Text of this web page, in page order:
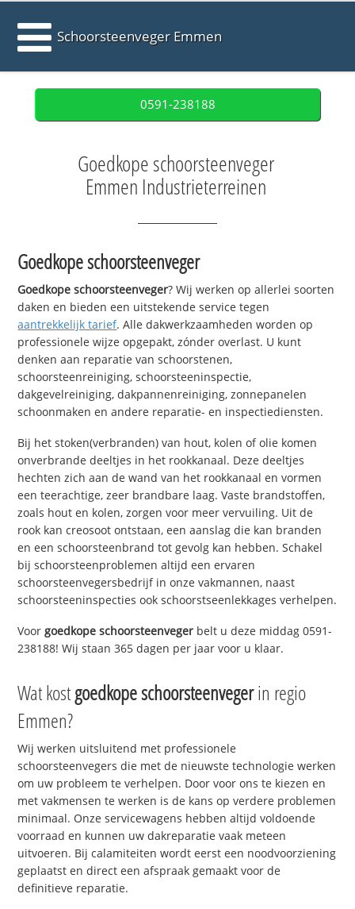
Schoorsteenveger Emmen
0591-238188
Goedkope schoorsteenveger
Emmen Industrieterreinen
Goedkope schoorsteenveger
Goedkope schoorsteenveger? Wij werken op allerlei soorten
daken en bieden een uitstekende service tegen
aantrekkelijk tarief. Alle dakwerkzaamheden worden op
professionele wijze opgepakt, zónder overlast. U kunt
denken aan reparatie van schoorstenen,
schoorsteenreiniging, schoorsteeninspectie,
dakgevelreiniging, dakpannenreiniging, zonnepanelen
schoonmaken en andere reparatie- en inspectiediensten.
Bij het stoken(verbranden) van hout, kolen of olie komen
onverbrande deeltjes in het rookkanaal. Deze deeltjes
hechten zich aan de wand van het rookkanaal en vormen
een teerachtige, zeer brandbare laag. Vaste brandstoffen,
zoals hout en kolen, zorgen voor meer vervuiling. Uit de
rook kan creosoot ontstaan, een aanslag die kan branden
en een schoorsteenbrand tot gevolg kan hebben. Schakel
bij schoorsteenproblemen altijd een ervaren
schoorsteenvegersbedrijf in onze vakmannen, naast
schoorsteeninspecties ook schoorstseenlekkages verhelpen.
Voorgoedkope schoorsteenveger belt u deze middag 0591-
238188! Wij staan 365 dagen per jaar voor u klaar.
Wat kostgoedkope schoorsteenvegerin regio
Emmen?
Wij werken uitsluitend met professionele
schoorsteenvegers die met de nieuwste technologie werken
om uw probleem te verhelpen. Door voor ons te kiezen en
met vakmensen te werken is de kans op verdere problemen
minimaal. Onze servicewagens hebben altijd voldoende
voorraad en kunnen uw dakreparatie vaak meteen
uitvoeren. Bij calamiteiten wordt eerst een noodvoorziening
geplaatst en direct een afspraak gemaakt voor de
definitieve reparatie.